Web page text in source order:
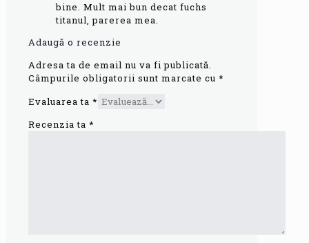
bine. Mult mai bun decat fuchs
titanul, parerea mea.
Adaugă o recenzie
Adresa ta de email nu va fi publicată.
Câmpurile obligatorii sunt marcate cu *
Evaluarea ta *
Recenzia ta *